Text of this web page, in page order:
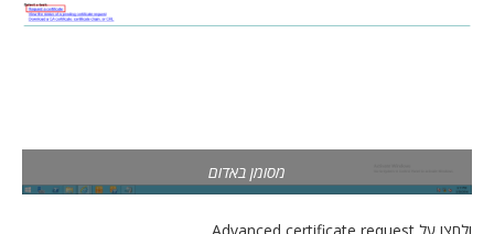
מסומן באדום
ולחצו על Advanced certificate request